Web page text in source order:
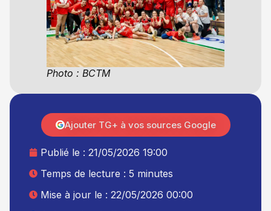
Photo : BCTM
Publié le : 21/05/2026 19:00
Temps de lecture : 5 minutes
Mise à jour le : 22/05/2026 00:00
Ajouter TG+ à vos sources Google